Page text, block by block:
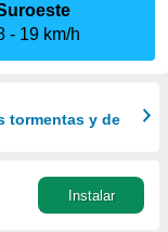
19 km/h
tormentas y de
Instalar